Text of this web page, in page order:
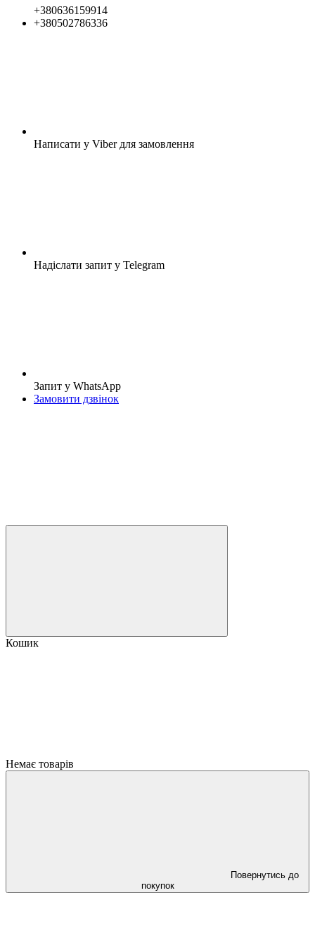
+380636159914
+380502786336
Написати у Viber для замовлення
Надіслати запит у Telegram
Запит у WhatsApp
Замовити дзвінок
Кошик
Немає товарів
Повернутись до
покупок